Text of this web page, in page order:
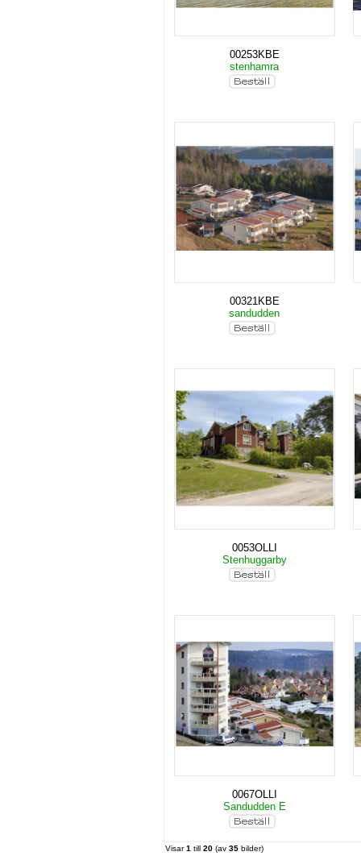
00253KBE
stenhamra
00321KBE
sandudden
0053OLLI
Stenhuggarby
0067OLLI
Sandudden E
Visar1 till 20 (av 35 bilder)